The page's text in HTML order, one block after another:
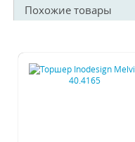
Похожие товары